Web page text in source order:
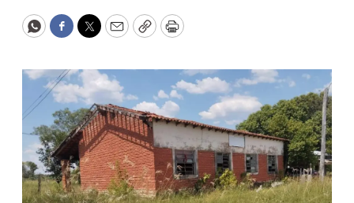
WhatsApp
Facebook
Twitter
EmailCopyPrint